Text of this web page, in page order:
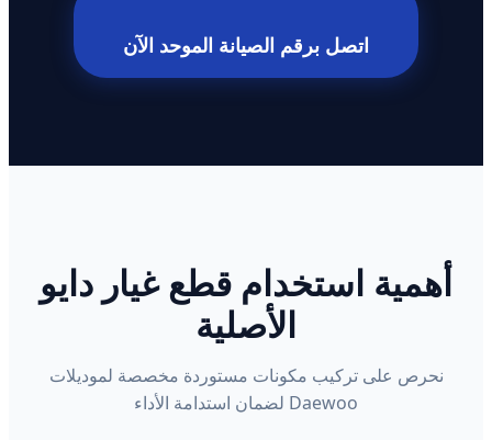
اتصل برقم الصيانة الموحد الآن
أهمية استخدام قطع غيار دايو
الأصلية
نحرص على تركيب مكونات مستوردة مخصصة لموديلات
Daewoo لضمان استدامة الأداء